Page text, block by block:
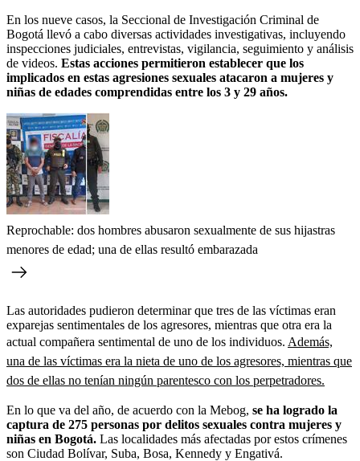
En los nueve casos, la Seccional de Investigación Criminal de
Bogotá llevó a cabo diversas actividades investigativas, incluyendo
inspecciones judiciales, entrevistas, vigilancia, seguimiento y análisis
de videos. Estas acciones permitieron establecer que los
implicados en estas agresiones sexuales atacaron a mujeres y
niñas de edades comprendidas entre los 3 y 29 años.
Reprochable: dos hombres abusaron sexualmente de sus hijastras
menores de edad; una de ellas resultó embarazada
Las autoridades pudieron determinar que tres de las víctimas eran
exparejas sentimentales de los agresores, mientras que otra era la
actual compañera sentimental de uno de los individuos. Además,
una de las víctimas era la nieta de uno de los agresores, mientras que
dos de ellas no tenían ningún parentesco con los perpetradores.
En lo que va del año, de acuerdo con la Mebog, se ha logrado la
captura de 275 personas por delitos sexuales contra mujeres y
niñas en Bogotá. Las localidades más afectadas por estos crímenes
son Ciudad Bolívar, Suba, Bosa, Kennedy y Engativá.